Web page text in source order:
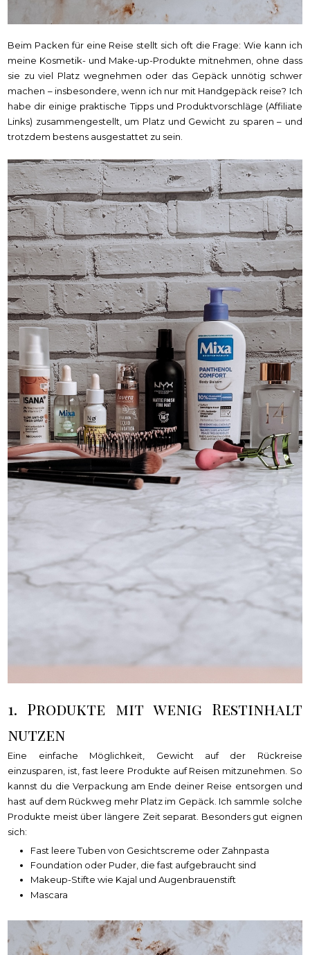
Beim Packen für eine Reise stellt sich oft die Frage: Wie kann ich
meine Kosmetik- und Make-up-Produkte mitnehmen, ohne dass
sie zu viel Platz wegnehmen oder das Gepäck unnötig schwer
machen – insbesondere, wenn ich nur mit Handgepäck reise? Ich
habe dir einige praktische Tipps und Produktvorschläge (Affiliate
Links) zusammengestellt, um Platz und Gewicht zu sparen – und
trotzdem bestens ausgestattet zu sein.
1. Produkte mit wenig Restinhalt
nutzen
Eine einfache Möglichkeit, Gewicht auf der Rückreise
einzusparen, ist, fast leere Produkte auf Reisen mitzunehmen. So
kannst du die Verpackung am Ende deiner Reise entsorgen und
hast auf dem Rückweg mehr Platz im Gepäck. Ich sammle solche
Produkte meist über längere Zeit separat. Besonders gut eignen
sich:
Fast leere Tuben von Gesichtscreme oder Zahnpasta
Foundation oder Puder, die fast aufgebraucht sind
Makeup-Stifte wie Kajal und Augenbrauenstift
Mascara